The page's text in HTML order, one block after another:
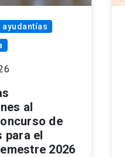
ayudantías
al
de
para el
2026